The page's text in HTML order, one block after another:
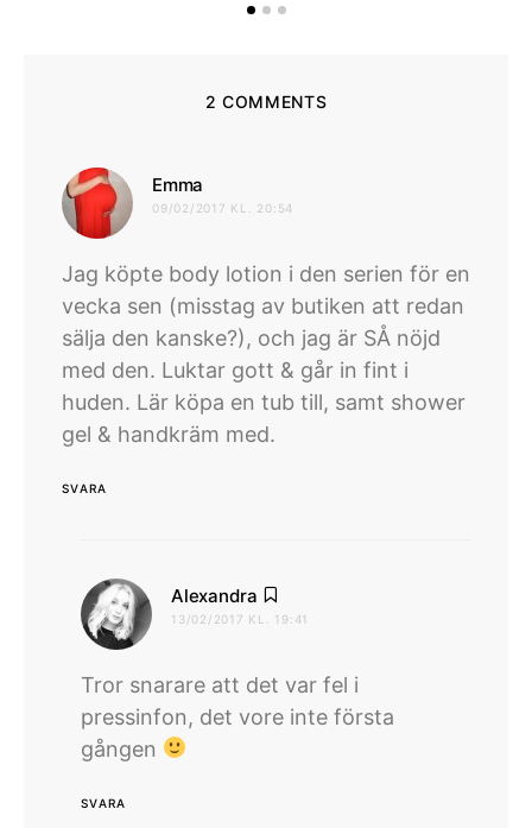
2 COMMENTS
Emma
09/02/2017 KL. 20:54
Jag köpte body lotion i den serien för en
vecka sen (misstag av butiken att redan
sälja den kanske?), och jag är SÅ nöjd
med den. Luktar gott & går in fint i
huden. Lär köpa en tub till, samt shower
gel & handkräm med.
SVARA
Alexandra
13/02/2017 KL. 19:41
Tror snarare att det var fel i
pressinfon, det vore inte första
gången
SVARA